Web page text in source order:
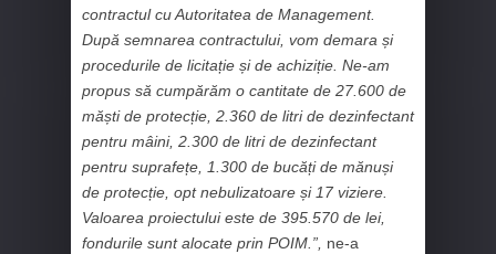
contractul cu Autoritatea de Management.
După semnarea contractului, vom demara și
procedurile de licitație și de achiziție. Ne-am
propus să cumpărăm o cantitate de 27.600 de
măști de protecție, 2.360 de litri de dezinfectant
pentru mâini, 2.300 de litri de dezinfectant
pentru suprafețe, 1.300 de bucăți de mănuși
de protecție, opt nebulizatoare și 17 viziere.
Valoarea proiectului este de 395.570 de lei,
fondurile sunt alocate prin POIM.”, ne-a